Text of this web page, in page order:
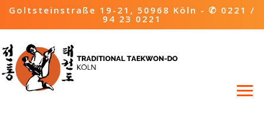
Goltsteinstraße 19-21, 50968 Köln - ✆ 0221 /
94 23 0221